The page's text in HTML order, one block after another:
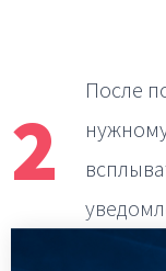
2
После